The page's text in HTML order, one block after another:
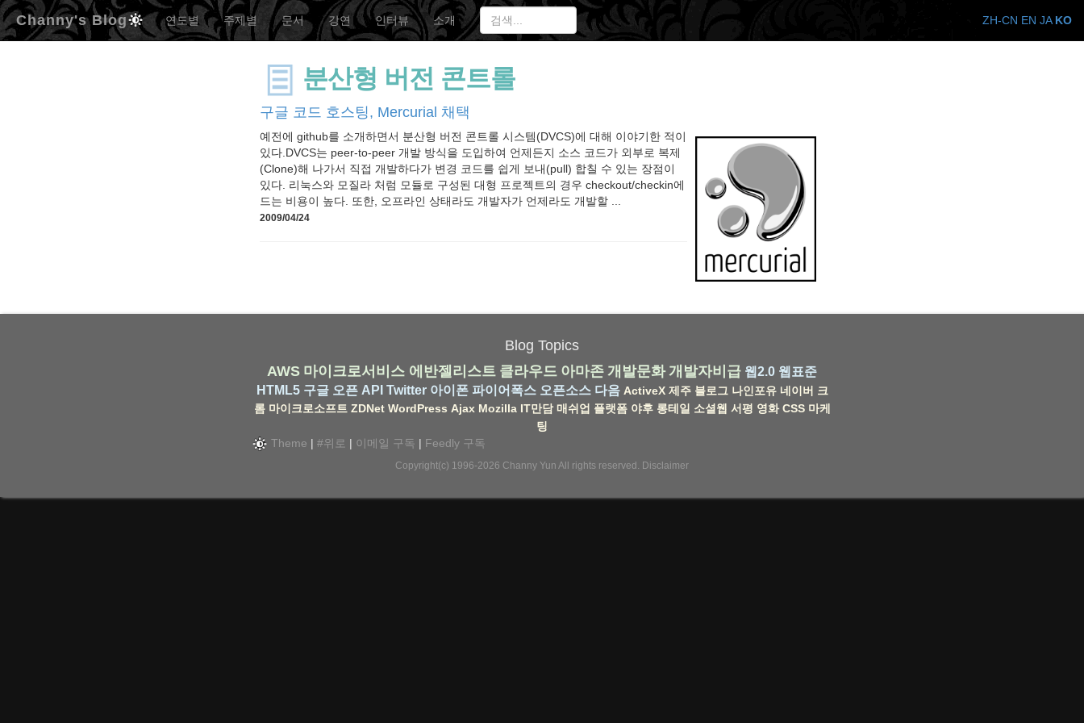
Channy's Blog 연도별 주제별 문서 강연 인터뷰 소개
분산형 버전 콘트롤
구글 코드 호스팅, Mercurial 채택
예전에 github를 소개하면서 분산형 버전 콘트롤 시스템(DVCS)에 대해 이야기한 적이
있다.DVCS는 peer-to-peer 개발 방식을 도입하여 언제든지 소스 코드가 외부로 복제
(Clone)해 나가서 직접 개발하다가 변경 코드를 쉽게 보내(pull) 합칠 수 있는 장점이
있다. 리눅스와 모질라 처럼 모듈로 구성된 대형 프로젝트의 경우 checkout/checkin에
드는 비용이 높다. 또한, 오프라인 상태라도 개발자가 언제라도 개발할 ...
2009/04/24
Blog Topics
AWS 마이크로서비스 에반젤리스트 클라우드 아마존 개발문화 개발자비급 웹2.0 웹표준
HTML5 구글 오픈 API Twitter 아이폰 파이어폭스 오픈소스 다음 ActiveX 제주 블로그 나인포유 네이버 크
롬 마이크로소프트 ZDNet WordPress Ajax Mozilla IT만담 매쉬업 플랫폼 야후 롱테일 소셜웹 서평 영화 CSS 마케
팅
Theme | #위로 | 이메일 구독 | Feedly 구독
Copyright(c) 1996-2026 Channy Yun All rights reserved. Disclaimer
ZH-CN EN JA KO